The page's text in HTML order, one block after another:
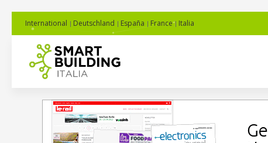
International Deutschland España France Italia